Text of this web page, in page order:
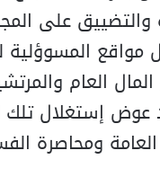
والتضييق على
مواقع المسوؤلية
العام
عوض إستغلال تلك
ومحاصرة